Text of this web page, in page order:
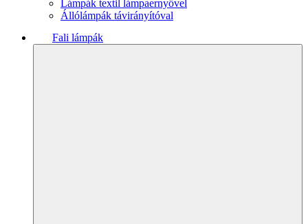
Lámpák textil lámpaernyővel
Állólámpák távirányítóval
Fali lámpák